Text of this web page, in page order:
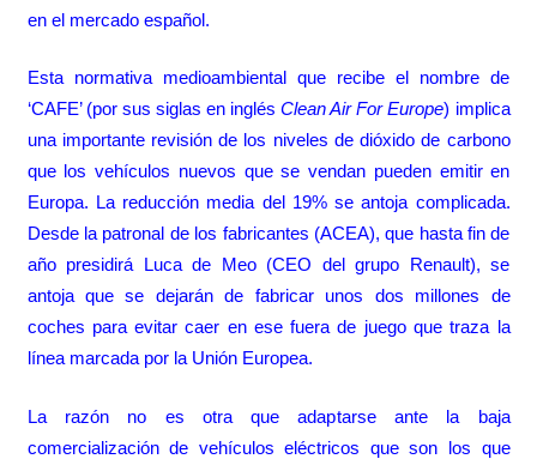
en el mercado español.
Esta normativa medioambiental que recibe el nombre de
‘CAFE’ (por sus siglas en inglésClean Air For Europe) implica
una importante revisión de los niveles de dióxido de carbono
que los vehículos nuevos que se vendan pueden emitir en
Europa. La reducción media del 19% se antoja complicada.
Desde la patronal de los fabricantes (ACEA), que hasta fin de
año presidirá Luca de Meo (CEO del grupo Renault), se
antoja que se dejarán de fabricar unos dos millones de
coches para evitar caer en ese fuera de juego que traza la
línea marcada por la Unión Europea.
La razón no es otra que adaptarse ante la baja
comercialización de vehículos eléctricos que son los que